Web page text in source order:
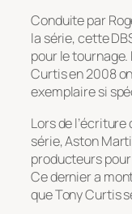
Conduite par
la série, cette
pour le
Curtis en 2008
exemplaire si
Lors de
série, Aston
producteurs
Ce dernier a
que Tony Curtis